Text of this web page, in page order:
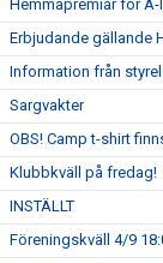
Hemmapremiär för
Erbjudande gällande
Information från
Sargvakter
OBS! Camp t-shirt
Klubbkväll på fredag!
INSTÄLLT
Föreningskväll 4/9